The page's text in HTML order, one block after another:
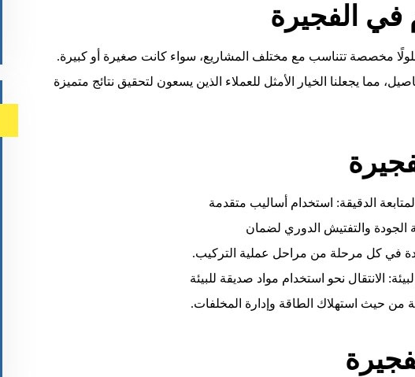
في الفجيرة
مخصصة تتناسب مع مختلف المشاريع، سواء كانت صغيرة أو كبيرة.
مما يجعلنا الخيار الأمثل للعملاء الذين يسعون لتحقيق نتائج متميزة
الدقيقة: استخدام أساليب متقدمة
الجودة والتفتيش الدوري لضمان
في كل مرحلة من مراحل عملية التركيب.
الانتقال نحو استخدام مواد صديقة للبيئة
من حيث استهلاك الطاقة وإدارة المخلفات.